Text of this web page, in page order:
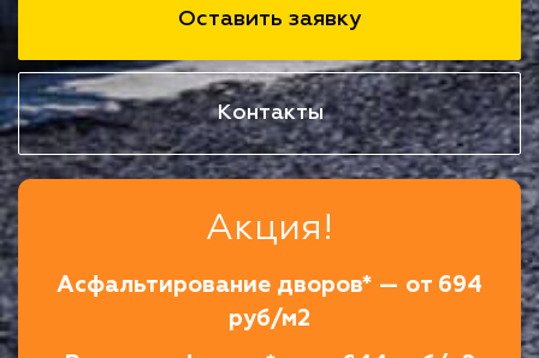
Оставить заявку
Контакты
Акция!
Асфальтирование дворов* — от 694
руб/м2